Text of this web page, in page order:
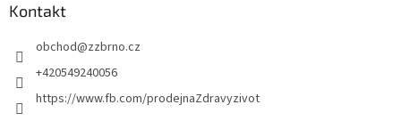
Kontakt
obchod@zzbrno.cz
+420549240056
https://www.fb.com/prodejnaZdravyzivot